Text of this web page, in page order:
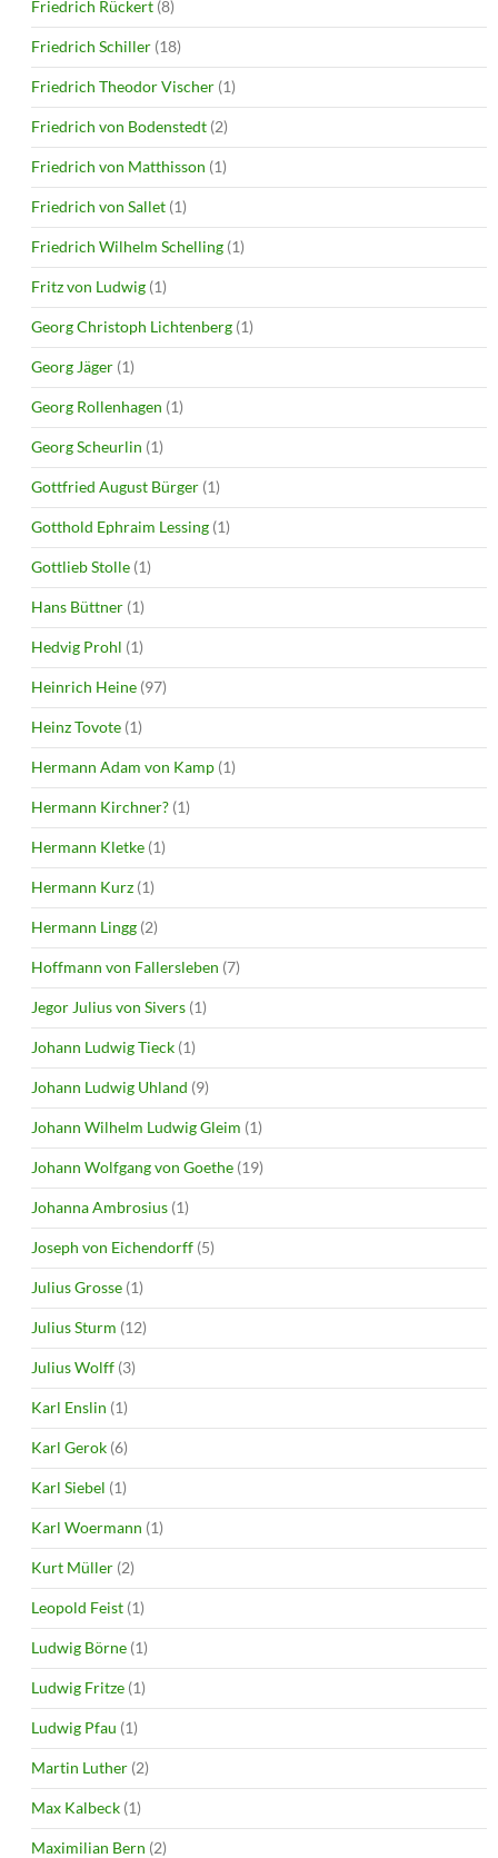
Friedrich Rückert (8)
Friedrich Schiller (18)
Friedrich Theodor Vischer (1)
Friedrich von Bodenstedt (2)
Friedrich von Matthisson (1)
Friedrich von Sallet (1)
Friedrich Wilhelm Schelling (1)
Fritz von Ludwig (1)
Georg Christoph Lichtenberg (1)
Georg Jäger (1)
Georg Rollenhagen (1)
Georg Scheurlin (1)
Gottfried August Bürger (1)
Gotthold Ephraim Lessing (1)
Gottlieb Stolle (1)
Hans Büttner (1)
Hedvig Prohl (1)
Heinrich Heine (97)
Heinz Tovote (1)
Hermann Adam von Kamp (1)
Hermann Kirchner? (1)
Hermann Kletke (1)
Hermann Kurz (1)
Hermann Lingg (2)
Hoffmann von Fallersleben (7)
Jegor Julius von Sivers (1)
Johann Ludwig Tieck (1)
Johann Ludwig Uhland (9)
Johann Wilhelm Ludwig Gleim (1)
Johann Wolfgang von Goethe (19)
Johanna Ambrosius (1)
Joseph von Eichendorff (5)
Julius Grosse (1)
Julius Sturm (12)
Julius Wolff (3)
Karl Enslin (1)
Karl Gerok (6)
Karl Siebel (1)
Karl Woermann (1)
Kurt Müller (2)
Leopold Feist (1)
Ludwig Börne (1)
Ludwig Fritze (1)
Ludwig Pfau (1)
Martin Luther (2)
Max Kalbeck (1)
Maximilian Bern (2)